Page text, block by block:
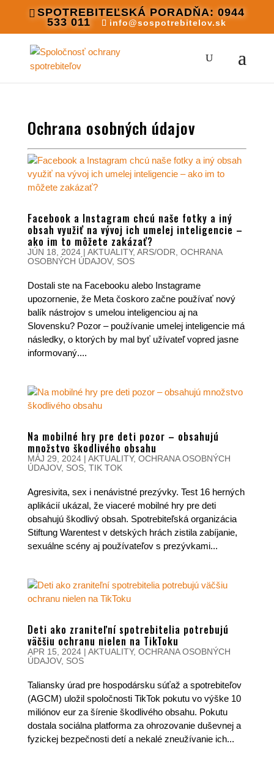
SPOTREBITEĽSKÁ PORADŇA: 0944
533 011
info@sospotrebitelov.sk
Ochrana osobných údajov
Facebook a Instagram chcú naše fotky a iný
obsah využiť na vývoj ich umelej inteligencie –
ako im to môžete zakázať?
JÚN 18, 2024| AKTUALITY, ARS/ODR OCHRANA
OSOBNÝCH ÚDAJOV, SOS
Dostali ste na Facebooku alebo Instagrame
upozornenie, že Meta čoskoro začne používať nový
balík nástrojov s umelou inteligenciou aj na
Slovensku? Pozor – používanie umelej inteligencie má
následky, o ktorých by mal byť užívateľ vopred jasne
informovaný....
Na mobilné hry pre deti pozor – obsahujú
množstvo škodlivého obsahu
MÁJ 29, 2024| AKTUALITY, OCHRANA OSOBNÝCH
ÚDAJOV, SOS, TIK TOK
Agresivita, sex i nenávistné prezývky. Test 16 herných
aplikácií ukázal, že viaceré mobilné hry pre deti
obsahujú škodlivý obsah. Spotrebiteľská organizácia
Stiftung Warentest v detských hrách zistila zabíjanie,
sexuálne scény aj používateľov s prezývkami...
Deti ako zraniteľní spotrebitelia potrebujú
väčšiu ochranu nielen na TikToku
APR 15, 2024| AKTUALITY, OCHRANA OSOBNÝCH
ÚDAJOV, SOS
Taliansky úrad pre hospodársku súťaž a spotrebiteľov
(AGCM) uložil spoločnosti TikTok pokutu vo výške 10
miliónov eur za šírenie škodlivého obsahu. Pokutu
dostala sociálna platforma za ohrozovanie duševnej a
fyzickej bezpečnosti detí a nekalé zneužívanie ich...